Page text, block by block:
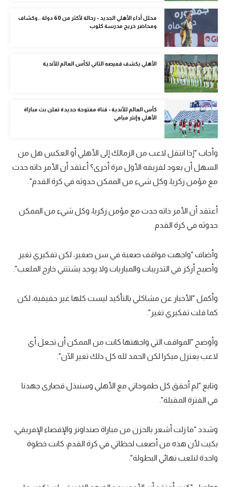
في المونديال
رياضة نسائية
آسيا
أمريكا
ركن الألعاب
أقسام خاصة
Gamers
ميركاتو
تحقيق في الجول
كويز في الجول
محلل أداء الأهلي الجديد - رحالة لأكثر من 60 دولة ..وكشاف
ومحاضر خريج مدرسة كلوب
الأهلي يكشف قميصه الثاني لكأس العالم للأندية
كأس العالم للأندية - قناة مفتوحة جديدة تعلن بث مباراة
الأهلي وإنتر ميامي
وأجاب "إذا انتقل لاعب من الزمالك إلى الأهلي أو العكس هل من
السهل أن يعود لفريقه الأول مرة أخرى؟ أعتقد أن الأمر ذاته حدث
مع مؤمن زكريا، وكل شيء من الممكن حدوثه في كرة القدم".
أعتقد أن الأمر ذاته حدث مع مؤمن زكريا، وكل شيء من الممكن
حدوثه في كرة القدم
وأضاف "واجهت مواقف صعبة في سن صغير، لكن تفكيري تغير
وأصبح أركز في التدريبات والمباريات ولا يوجد يشتتني خارج الملعب".
وأكمل "الأخبار عن مشاكلي بالتأكيد ليست كلها غير حقيقية، لكن
كما قلت تفكيري تغير".
وأوضح "المواقف التي واجهتها كانت من الممكن أن تجعل أي
لاعب يعتزل مبكرا لكن الحمد لله كل ذلك تغير الآن".
وتابع "لم أحقق كل طموحاتي مع الأهلي وسنبذل قصارى جهدنا
في الفترة المقبلة".
وشدد "ما زلت أشعر بالحزن من مباراة صنداونز والإقصاء الإفريقي،
بكيت لأن هذه من أصعب لحظاتي في كرة القدم، كانت خطوة
واحدة لنلعب نهائي البطولة".